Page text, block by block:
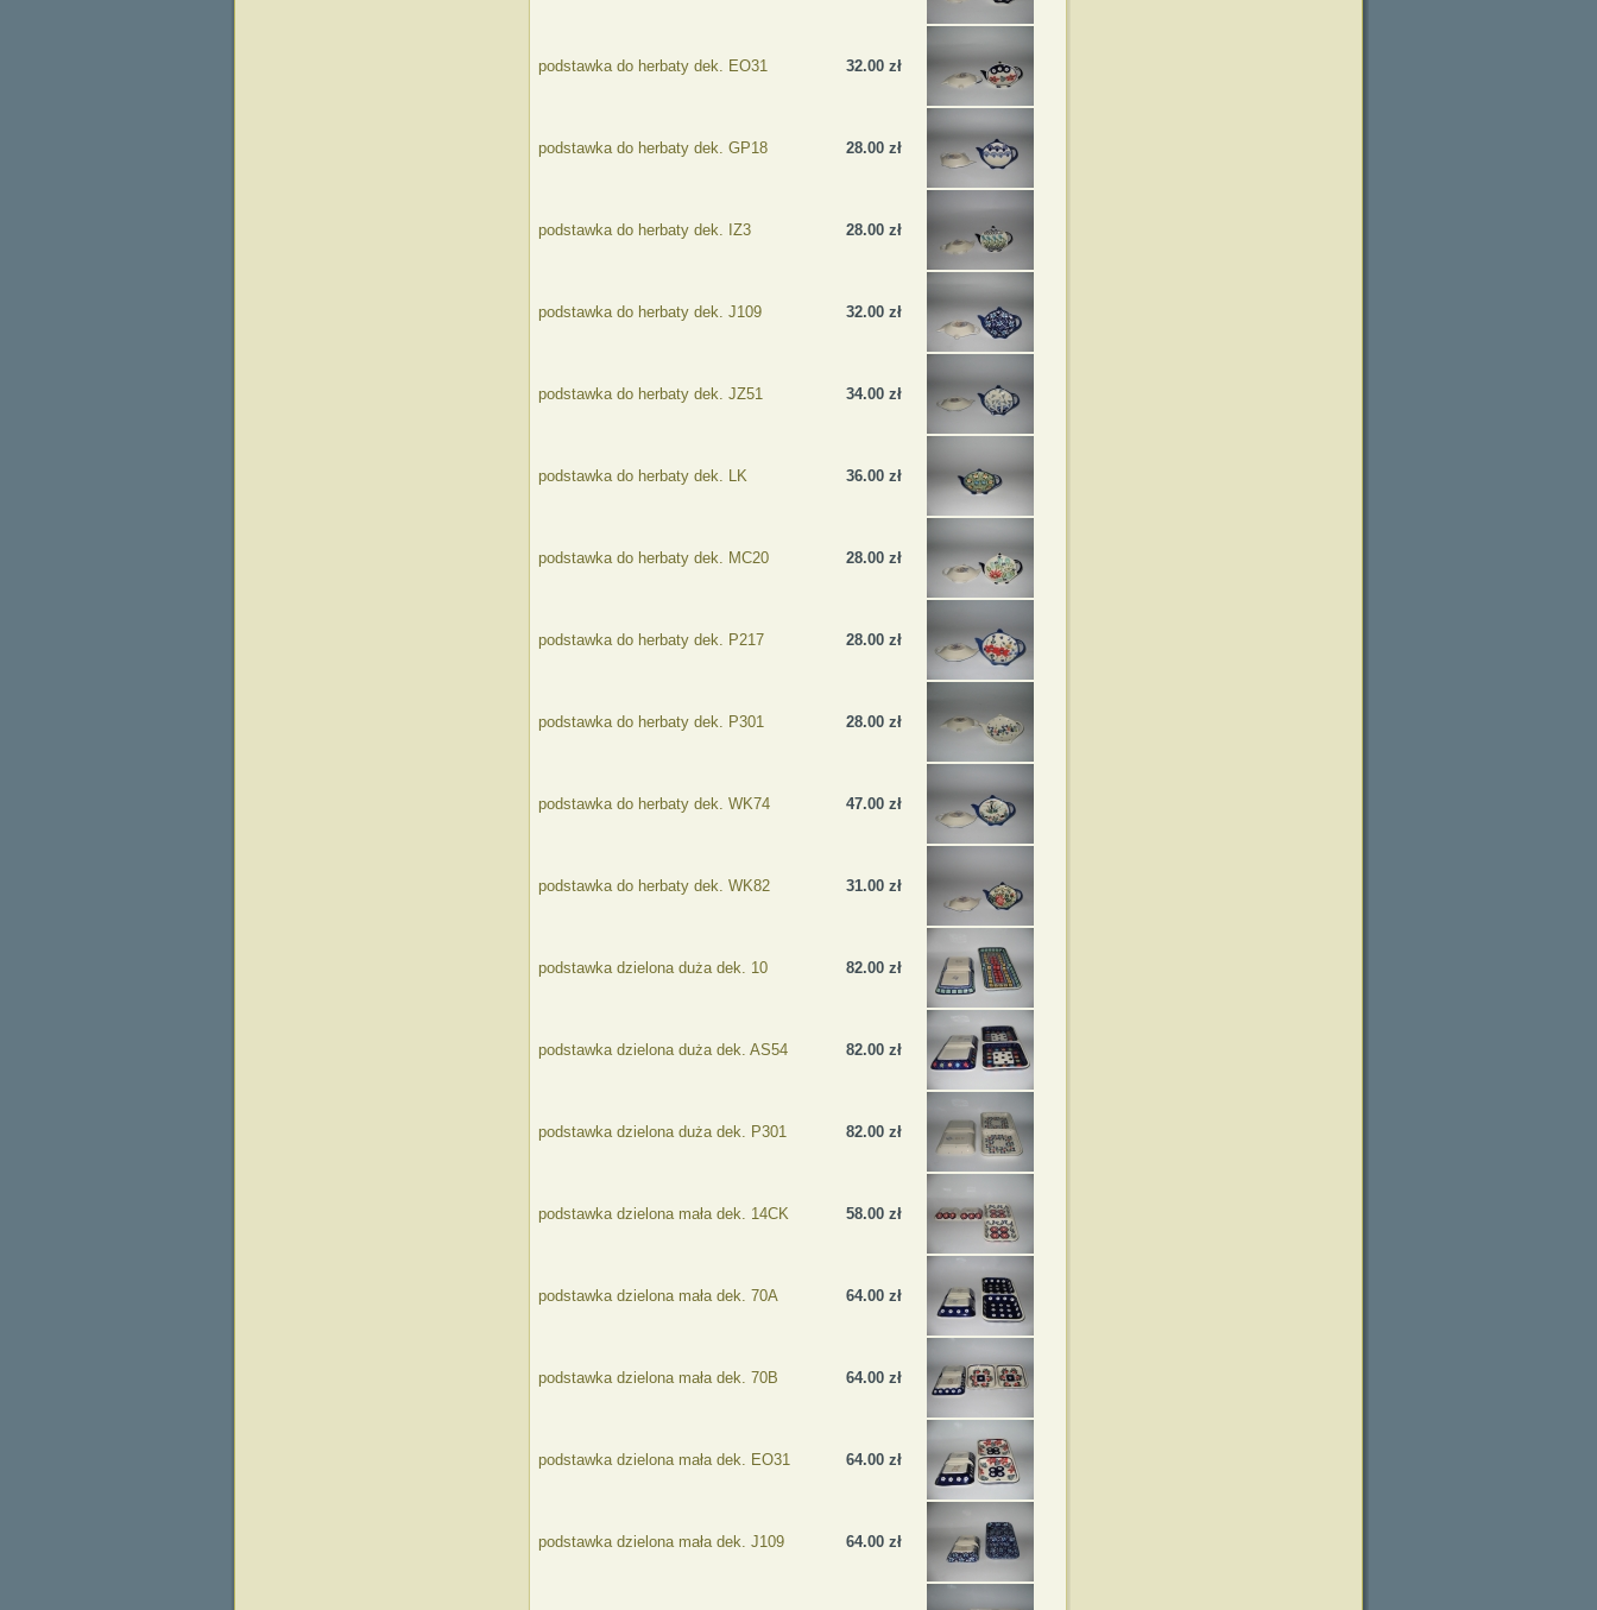
podstawka do herbaty dek. EO31 32.00 zł
podstawka do herbaty dek. GP18 28.00 zł
podstawka do herbaty dek. IZ3 28.00 zł
podstawka do herbaty dek. J109 32.00 zł
podstawka do herbaty dek. JZ51 34.00 zł
podstawka do herbaty dek. LK 36.00 zł
podstawka do herbaty dek. MC20 28.00 zł
podstawka do herbaty dek. P217 28.00 zł
podstawka do herbaty dek. P301 28.00 zł
podstawka do herbaty dek. WK74 47.00 zł
podstawka do herbaty dek. WK82 31.00 zł
podstawka dzielona duża dek. 10 82.00 zł
podstawka dzielona duża dek. AS54 82.00 zł
podstawka dzielona duża dek. P301 82.00 zł
podstawka dzielona mała dek. 14CK 58.00 zł
podstawka dzielona mała dek. 70A 64.00 zł
podstawka dzielona mała dek. 70B 64.00 zł
podstawka dzielona mała dek. EO31 64.00 zł
podstawka dzielona mała dek. J109 64.00 zł